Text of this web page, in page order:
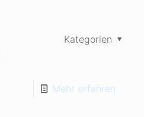
Kategorien
Mehr erfahren